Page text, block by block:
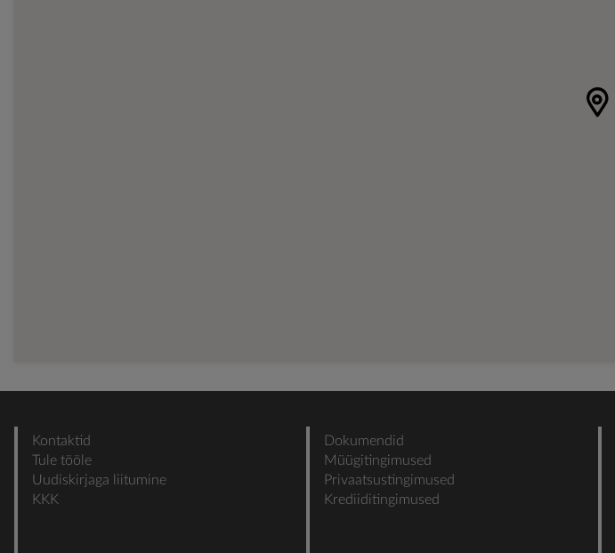
Kontaktid
Tule tööle
Uudiskirjaga liitumine
KKK
Dokumendid
Müügitingimused
Privaatsustingimused
Krediiditingimused